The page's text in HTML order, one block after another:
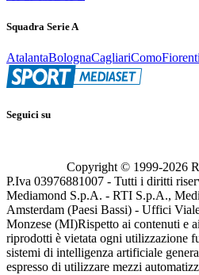
Squadra Serie A
AtalantaBolognaCagliariComo
Seguici su
Copyright © 1999-2026
P.Iva 03976881007 - Tutti i diritti
Mediamond S.p.A. - RTI S.p.A.,
Amsterdam (Paesi Bassi) - Uffici
Monzese (MI)Rispetto ai contenuti e
riprodotti è vietata ogni utilizzazione
sistemi di intelligenza artificiale
espresso di utilizzare mezzi